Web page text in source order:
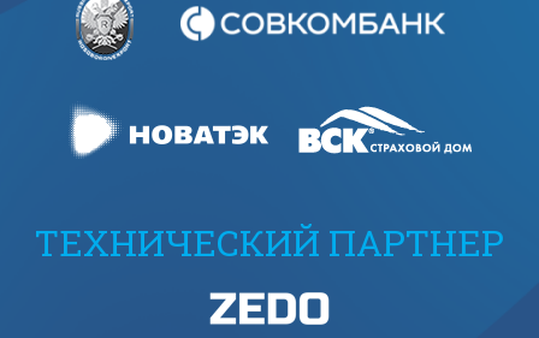
ТЕХНИЧЕСКИЙ ПАРТНЕР